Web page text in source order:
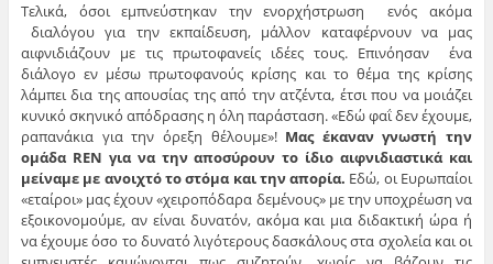
Τελικά, όσοι εμπνεύστηκαν την ενορχήστρωση ενός ακόμα
διαλόγου για την εκπαίδευση, μάλλον καταφέρνουν να μας
αιφνιδιάζουν με τις πρωτοφανείς ιδέες τους. Επινόησαν ένα
διάλογο εν μέσω πρωτοφανούς κρίσης και το θέμα της κρίσης
λάμπει δια της απουσίας της από την ατζέντα, έτσι που να μοιάζει
κυνικό σκηνικό απόδρασης η όλη παράσταση. «Εδώ φαΐ δεν έχουμε,
ραπανάκια για την όρεξη θέλουμε»! Μας έκαναν γνωστή την
ομάδα REN για να την αποσύρουν το ίδιο αιφνιδιαστικά και
μείναμε με ανοιχτό το στόμα και την απορία. Εδώ, οι Ευρωπαίοι
«εταίροι» μας έχουν «χειροπόδαρα δεμένους» με την υποχρέωση να
εξοικονομούμε, αν είναι δυνατόν, ακόμα και μια διδακτική ώρα ή
να έχουμε όσο το δυνατό λιγότερους δασκάλους στα σχολεία και οι